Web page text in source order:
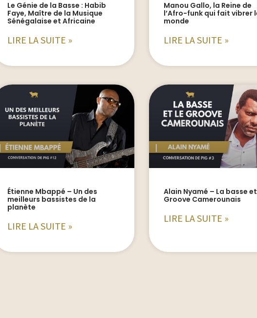
Le Génie de la Basse : Habib
Faye, Maître de la Musique
Sénégalaise et Africaine
LIRE LA SUITE »
Manou Gallo, la Reine de
l’Afro-funk qui fait vibrer
monde
LIRE LA SUITE »
Étienne Mbappé – Un des
meilleurs bassistes de la
planète
LIRE LA SUITE »
Alain Nyamé – La basse
Groove Camerounais
LIRE LA SUITE »